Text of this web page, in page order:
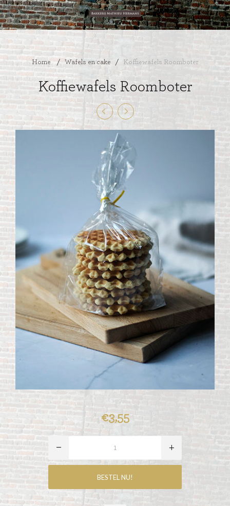
Home / Wafels en cake / Koffiewafels Roomboter
Koffiewafels Roomboter
€3,55